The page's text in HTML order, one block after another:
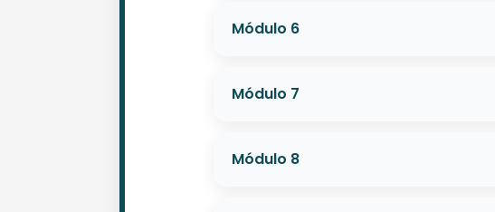
Módulo 6
Módulo 7
Módulo 8